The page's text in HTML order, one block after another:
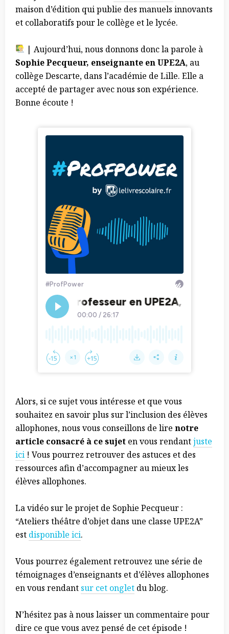
maison d’édition qui publie des manuels innovants
et collaboratifs pour le collège et le lycée.
| Aujourd’hui, nous donnons donc la parole à
Sophie Pecqueur, enseignante en UPE2A, au
collège Descarte, dans l’académie de Lille. Elle a
accepté de partager avec nous son expérience.
Bonne écoute !
Alors, si ce sujet vous intéresse et que vous
souhaitez en savoir plus sur l’inclusion des élèves
allophones, nous vous conseillons de lire notre
article consacré à ce sujet en vous rendantjuste
ici ! Vous pourrez retrouver des astuces et des
ressources afin d’accompagner au mieux les
élèves allophones.
La vidéo sur le projet de Sophie Pecqueur :
“Ateliers théâtre d’objet dans une classe UPE2A”
est disponible ici.
Vous pourrez également retrouvez une série de
témoignages d’enseignants et d’élèves allophones
en vous rendant sur cet onglet du blog.
N’hésitez pas à nous laisser un commentaire pour
dire ce que vous avez pensé de cet épisode !